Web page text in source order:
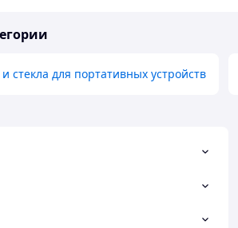
стекла для портативных устройств